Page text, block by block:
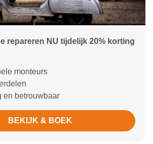
repareren NU tijdelijk 20% korting
monteurs
en betrouwbaar
BEKIJK & BOEK